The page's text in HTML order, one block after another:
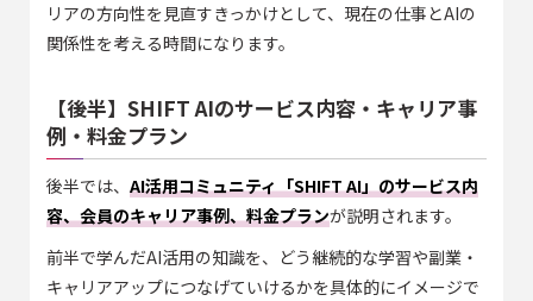
リアの方向性を見直すきっかけとして、現在の仕事とAIの
関係性を考える時間になります。
【後半】SHIFT AIのサービス内容・キャリア事
例・料金プラン
後半では、 AI活用コミュニティ「SHIFT AI」のサービス内
容、会員のキャリア事例、料金プランが説明されます。
前半で学んだAI活用の知識を、どう継続的な学習や副業・
キャリアアップにつなげていけるかを具体的にイメージで